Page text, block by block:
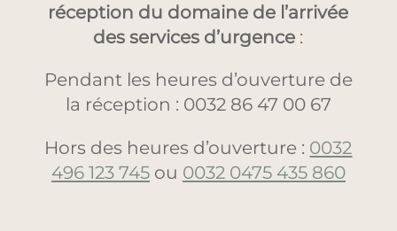
réception du domaine de l’arrivée
des services d’urgence :
Pendant les heures d’ouverture de
la réception : 0032 86 47 00 67
Hors des heures d’ouverture : 0032
496 123 745ou 0032 0475 435 860